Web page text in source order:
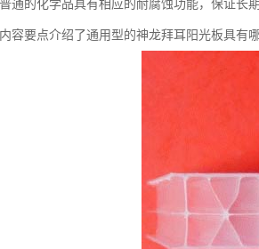
通的化学品具有相应的耐腐蚀功能，保证长
内容要点介绍了通用型的神龙拜耳阳光板具有